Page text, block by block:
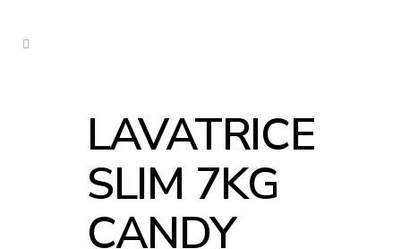
LAVATRICE
SLIM 7KG
CANDY